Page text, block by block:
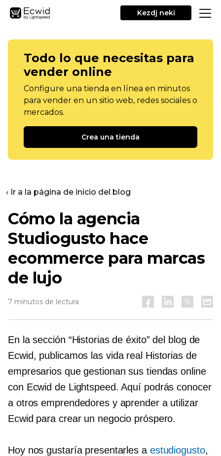
Kezdj neki
Todo lo que necesitas para
vender online
Configure una tienda en línea en minutos
para vender en un sitio web, redes sociales o
mercados.
Crea una tienda
‹ Ir a la página de inicio del blog
Cómo la agencia
Studiogusto hace
ecommerce para marcas
de lujo
7 minutos de lectura
En la sección “Historias de éxito” del blog de
Ecwid, publicamos las vida real Historias de
empresarios que gestionan sus tiendas online
con Ecwid de Lightspeed. Aquí podrás conocer
a otros emprendedores y aprender a utilizar
Ecwid para crear un negocio próspero.
Hoy nos gustaría presentarles a estudiogusto,